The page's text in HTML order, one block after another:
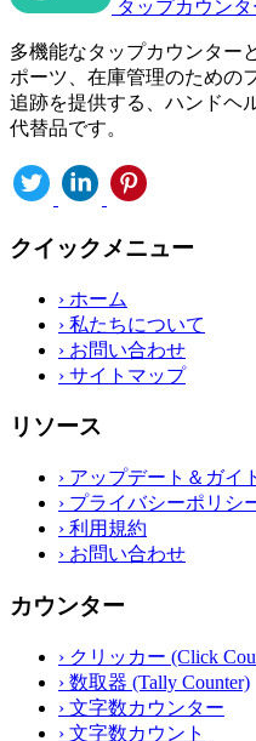
タップカウンタ
多機能なタップカウンター
ポーツ、在庫管理のための
追跡を提供する、ハンドヘ
代替品です。
クイックメニュー
› ホーム
› 私たちについて
› お問い合わせ
› サイトマップ
リソース
› アップデート＆ガイ
› プライバシーポリシ
› 利用規約
› お問い合わせ
カウンター
› クリッカー (Click
› 数取器 (Tally Counter)
› 文字数カウンター
› 文字数カウント